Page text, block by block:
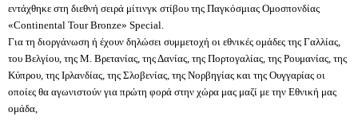
εντάχθηκε στη διεθνή σειρά μίτινγκ στίβου της Παγκόσμιας Ομοσπονδίας
«Continental Tour Bronze» Special.
Για τη διοργάνωση ή έχουν δηλώσει συμμετοχή οι εθνικές ομάδες της Γαλλίας,
του Βελγίου, της Μ. Βρετανίας, της Δανίας, της Πορτογαλίας, της Ρουμανίας, της
Κύπρου, της Ιρλανδίας, της Σλοβενίας, της Νορβηγίας και της Ουγγαρίας οι
οποίες θα αγωνιστούν για πρώτη φορά στην χώρα μας μαζί με την Εθνική μας
ομάδα,